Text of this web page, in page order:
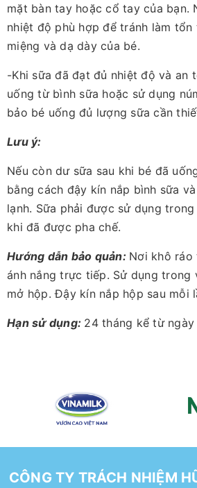
mặt bàn tay hoặc cổ tay của bạn.
nhiệt độ phù hợp để tránh làm tổn
miệng và dạ dày của bé.
-Khi sữa đã đạt đủ nhiệt độ và an
uống từ bình sữa hoặc sử dụng
bảo bé uống đủ lượng sữa cần
Lưu ý:
Nếu còn dư sữa sau khi bé đã
bằng cách đậy kín nắp bình sữa
lạnh. Sữa phải được sử dụng
khi đã được pha chế.
Hướng dẫn bảo quản: Nơi khô ráo
ánh nắng trực tiếp. Sử dụng trong
mở hộp. Đậy kín nắp hộp sau mỗi
Hạn sử dụng: 24 tháng kể từ ngày
CÔNG TY TRÁCH NHIỆM